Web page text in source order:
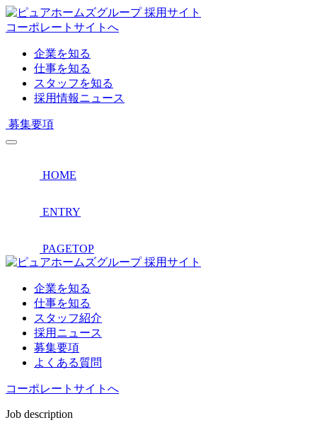
採用サイト
コーポレートサイトへ
企業を知る
仕事を知る
スタッフを知る
採用情報ニュース
募集要項
HOME
ENTRY
PAGETOP
採用サイト
企業を知る
仕事を知る
スタッフ紹介
採用ニュース
募集要項
よくある質問
コーポレートサイトへ
Job description